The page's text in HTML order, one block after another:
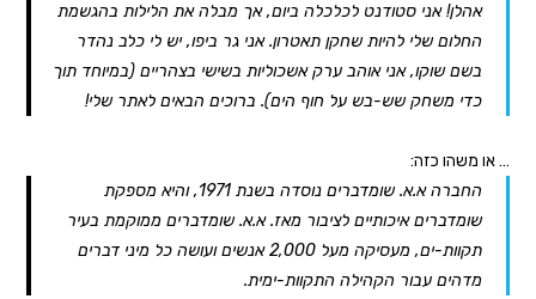
אהלן! אני סטודנט לכלכלה ביום, אך מבלה את הלילות בהגשמת
החלום שלי להיות שחקן תאטרון. אני גר ביפו, יש לי כלב נהדר
בשם שוקו, אני אוהב ערק אשכוליות בשישי בצהריים (במיוחד תוך
כדי משחק שש-בש על חוף הים). ברוכים הבאים לאתר שלי!
… או משהו כזה:
החברה א.א. שומדברים נוסדה בשנת 1971, והיא מספקת
שומדברים איכותיים לציבור מאז. א.א. שומדברים ממוקמת בעיר
תקוות-ים, מעסיקה מעל 2,000 אנשים ועושה כל מיני דברים
מדהים עבור הקהילה התקוות-ימית.